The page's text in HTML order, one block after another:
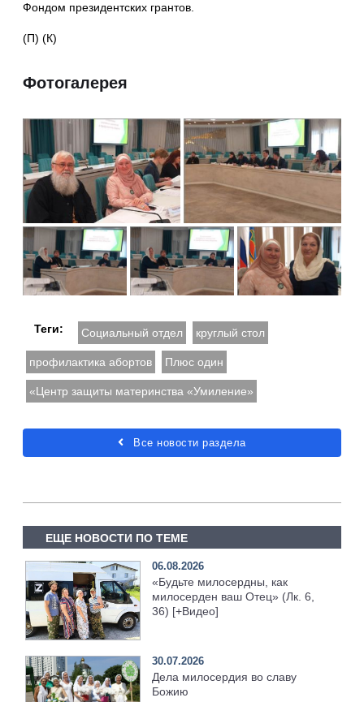
Фондом президентских грантов.
(П) (К)
Фотогалерея
Теги: Социальный отдел круглый стол
профилактика абортов Плюс один
«Центр защиты материнства «Умиление»
Все новости раздела
ЕЩЕ НОВОСТИ ПО ТЕМЕ
06.08.2026
«Будьте милосердны, как
милосерден ваш Отец» (Лк. 6,
36) [+Видео]
30.07.2026
Дела милосердия во славу
Божию